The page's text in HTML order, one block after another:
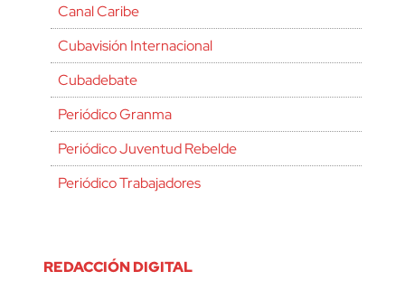
Canal Caribe
Cubavisión Internacional
Cubadebate
Periódico Granma
Periódico Juventud Rebelde
Periódico Trabajadores
REDACCIÓN DIGITAL